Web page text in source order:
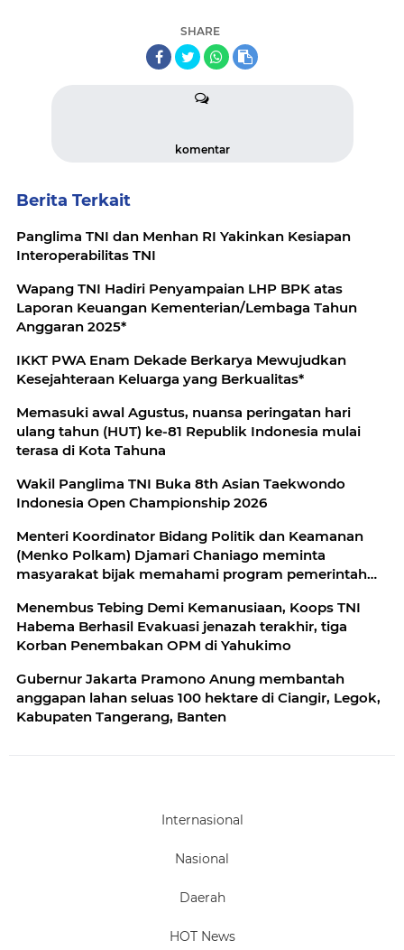
SHARE
komentar
Berita Terkait
Panglima TNI dan Menhan RI Yakinkan Kesiapan
Interoperabilitas TNI
Wapang TNI Hadiri Penyampaian LHP BPK atas
Laporan Keuangan Kementerian/Lembaga Tahun
Anggaran 2025*
IKKT PWA Enam Dekade Berkarya Mewujudkan
Kesejahteraan Keluarga yang Berkualitas*
Memasuki awal Agustus, nuansa peringatan hari
ulang tahun (HUT) ke-81 Republik Indonesia mulai
terasa di Kota Tahuna
Wakil Panglima TNI Buka 8th Asian Taekwondo
Indonesia Open Championship 2026
Menteri Koordinator Bidang Politik dan Keamanan
(Menko Polkam) Djamari Chaniago meminta
masyarakat bijak memahami program pemerintah
Menembus Tebing Demi Kemanusiaan, Koops TNI
Habema Berhasil Evakuasi jenazah terakhir, tiga
Korban Penembakan OPM di Yahukimo
Gubernur Jakarta Pramono Anung membantah
anggapan lahan seluas 100 hektare di Ciangir, Legok,
Kabupaten Tangerang, Banten
Internasional
Nasional
Daerah
HOT News